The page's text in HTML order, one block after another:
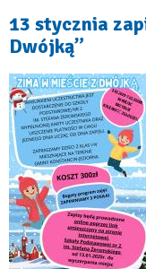
w
13 stycznia
Dwójką”